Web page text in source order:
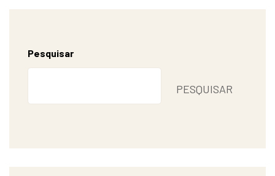
Pesquisar
PESQUISAR